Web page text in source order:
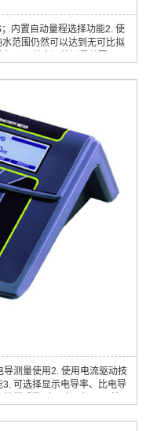
内置自动量程选择功能2. 使
范围仍然可以达到无可比拟
偿曲线可储存共八条曲线
数和6个电导管资料6. 超大
测量使用2. 使用电流驱动技
可选择显示电导率、比电导